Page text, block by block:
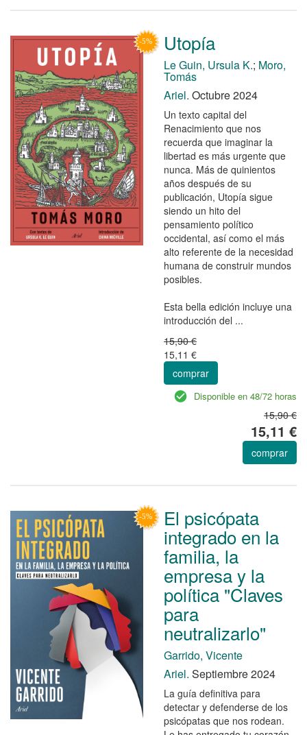
Utopía
Le Guin, Ursula K.; Moro,
Tomás
Ariel. Octubre 2024
Un texto capital del
Renacimiento que nos
recuerda que imaginar la
libertad es más urgente que
nunca. Más de quinientos
años después de su
publicación, Utopía sigue
siendo un hito del
pensamiento político
occidental, así como el más
alto referente de la necesidad
humana de construir mundos
posibles.
Esta bella edición incluye una
introducción del ...
15,90 €
15,11 €
comprar
Disponible en 48/72 horas
15,90 €
15,11 €
comprar
El psicópata
integrado en la
familia, la
empresa y la
política "Claves
para
neutralizarlo"
Garrido, Vicente
Ariel. Septiembre 2024
La guía definitiva para
detectar y defenderse de los
psicópatas que nos rodean.